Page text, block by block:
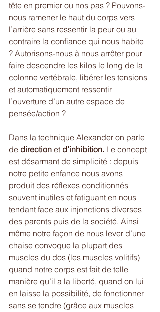
tête en premier ou nos pas ? Pouvons-
nous ramener le haut du corps vers
l’arrière sans ressentir la peur ou au
contraire la confiance qui nous habite
? Autorisons-nous à nous arrêter pour
faire descendre les kilos le long de la
colonne vertébrale, libérer les tensions
et automatiquement ressentir
l’ouverture d’un autre espace de
pensée/action ?
Dans la technique Alexander on parle
de direction et d’inhibition. Le concept
est désarmant de simplicité : depuis
notre petite enfance nous avons
produit des réflexes conditionnés
souvent inutiles et fatiguant en nous
tendant face aux injonctions diverses
des parents puis de la société. Ainsi
même notre façon de nous lever d’une
chaise convoque la plupart des
muscles du dos (les muscles volitifs)
quand notre corps est fait de telle
manière qu’il a la liberté, quand on lui
en laisse la possibilité, de fonctionner
sans se tendre (grâce aux muscles